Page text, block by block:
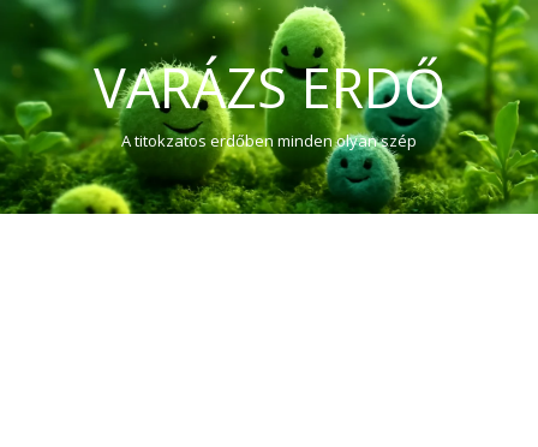
VARÁZS ERDŐ
A titokzatos erdőben minden olyan szép